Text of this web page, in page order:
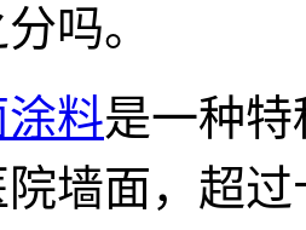
吗。
料是一种
墙面，超